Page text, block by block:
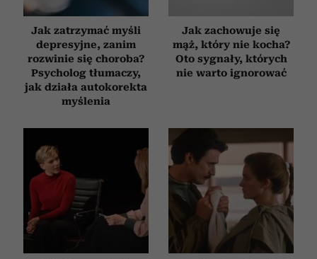
Jak zatrzymać myśli
depresyjne, zanim
rozwinie się choroba?
Psycholog tłumaczy,
jak działa autokorekta
myślenia
Jak zachowuje się
mąż, który nie kocha?
Oto sygnały, których
nie warto ignorować